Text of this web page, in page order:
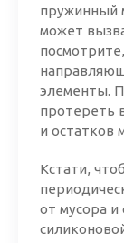
пружинный
может
элементы.
протереть
и остатков
Кстати,
от мусора и